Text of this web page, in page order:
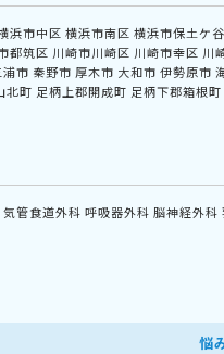
浜市中区 横浜市南区 横浜市保土ケ
都筑区 川崎市川崎区 川崎市幸区 川
浦市 秦野市 厚木市 大和市 伊勢原市
北町 足柄上郡開成町 足柄下郡箱根町
気管食道外科 呼吸器外科 脳神経外科
悩